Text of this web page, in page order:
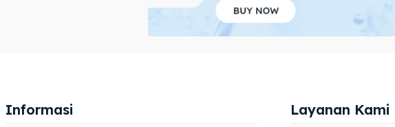
Informasi Layanan Kami